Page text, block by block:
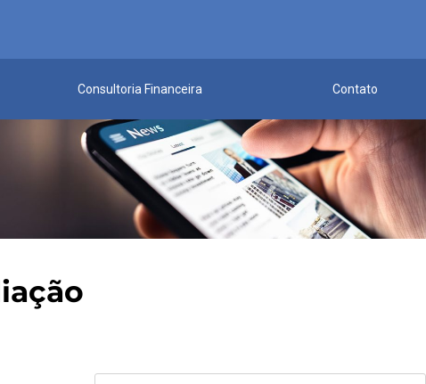
Consultoria Financeira Contato